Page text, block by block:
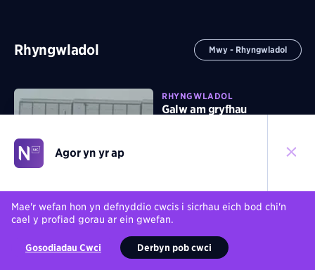
Rhyngwladol Mwy - Rhyngwladol
RHYNGWLADOL
Galw am gryfhau
RHYNGWLADOL
Trump wedi canslo
ymosodiadau ar Iran ar yr
amod bod modd creu
Mae'r wefan hon yn defnyddio cwcis i sicrhau eich bod chi'n
cael y profiad gorau ar ein gwefan.
Gosodiadau Cwci Derbyn pob cwci
Agor yn yr ap